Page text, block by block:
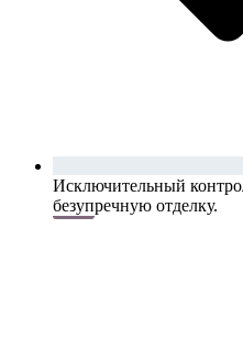
Исключительный
безупречную отделку.